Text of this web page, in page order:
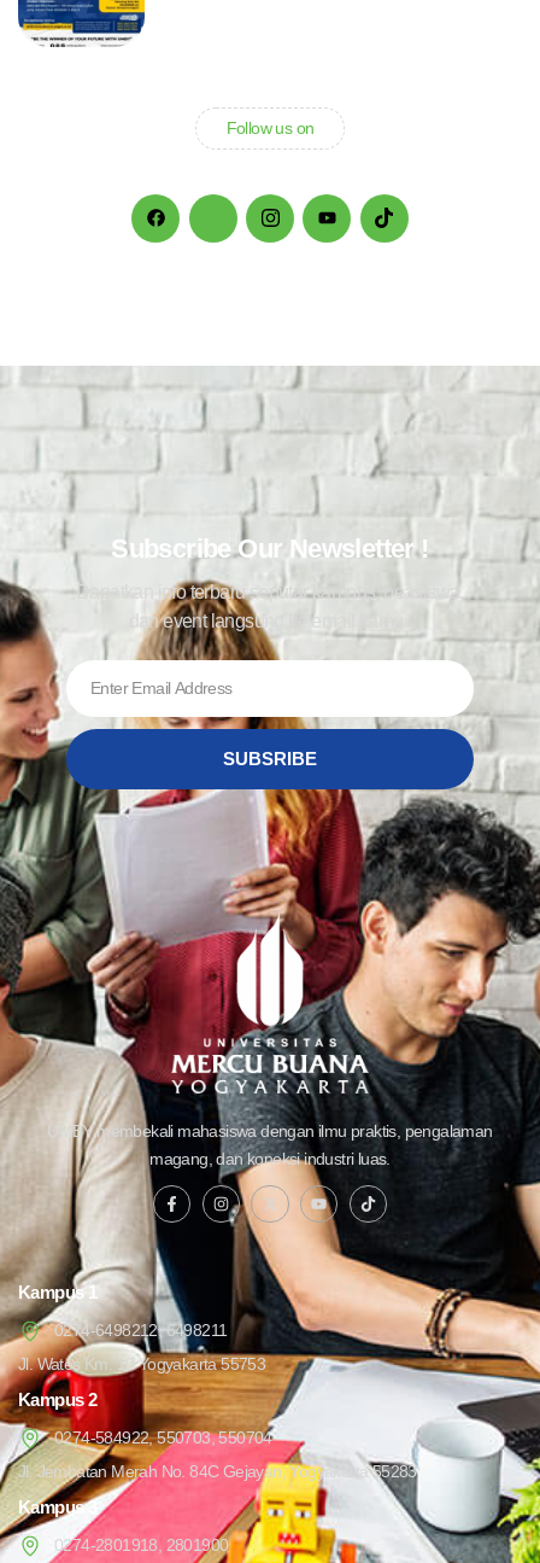
Follow us on
Subscribe Our Newsletter !
Dapatkan info terbaru seputar kampus, beasiswa,
dan event langsung ke email kamu !
SUBSRIBE
UMBY membekali mahasiswa dengan ilmu praktis, pengalaman
magang, dan koneksi industri luas.
Kampus 1
0274-6498212, 6498211
Jl. Wates Km. 10 Yogyakarta 55753
Kampus 2
0274-584922, 550703, 550704
Jl. Jembatan Merah No. 84C Gejayan, Yogyakarta 55283
Kampus 3
0274-2801918, 2801900